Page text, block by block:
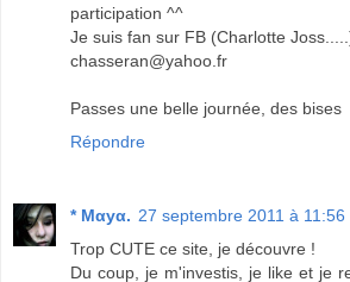
participation ^^
Je suis fan sur FB (Charlotte
chasseran@yahoo.fr
Passes une belle journée, des bises
Répondre
* Mαyα. 27 septembre 2011 à 11:56
Trop CUTE ce site, je découvre !
Du coup, je m'investis, je like et je